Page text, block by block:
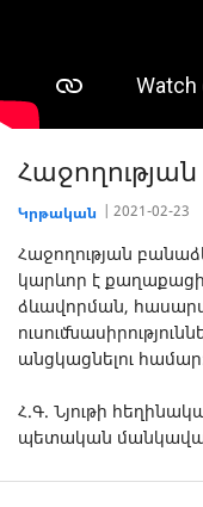
Կրթական 2021-02-23
Հաջողության
կարևոր է
ձևավորման,
անցկացնելու
Հ.Գ. Նյութի
պետական